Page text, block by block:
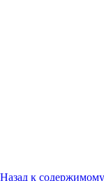
Назад к содержимому